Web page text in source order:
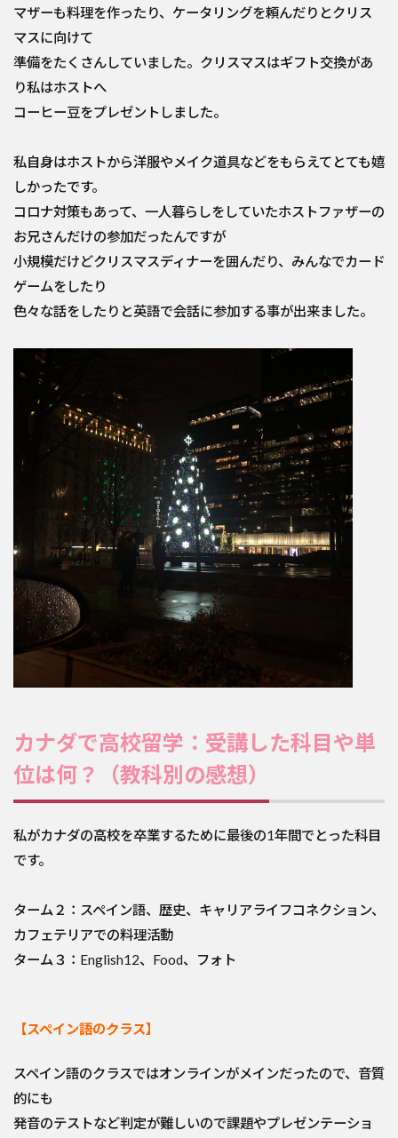
マザーも料理を作ったり、ケータリングを頼んだりとクリス
マスに向けて
準備をたくさんしていました。クリスマスはギフト交換があ
り私はホストへ
コーヒー豆をプレゼントしました。
私自身はホストから洋服やメイク道具などをもらえてとても嬉
しかったです。
コロナ対策もあって、一人暮らしをしていたホストファザーの
お兄さんだけの参加だったんですが
小規模だけどクリスマスディナーを囲んだり、みんなでカード
ゲームをしたり
色々な話をしたりと英語で会話に参加する事が出来ました。
カナダで高校留学：受講した科目や単
位は何？（教科別の感想）
私がカナダの高校を卒業するために最後の1年間でとった科目
です。
ターム２：スペイン語、歴史、キャリアライフコネクション、
カフェテリアでの料理活動
ターム３：English12、Food、フォト
【スペイン語のクラス】
スペイン語のクラスではオンラインがメインだったので、音質
的にも
発音のテストなど判定が難しいので課題やプレゼンテーショ